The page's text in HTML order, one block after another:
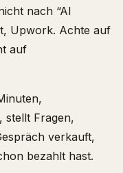
nach “AI
Upwork. Achte auf
auf
stellt Fragen,
verkauft,
bezahlt hast.